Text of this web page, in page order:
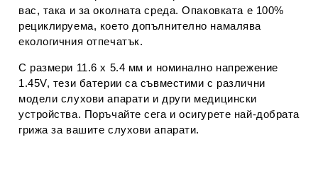
вас, така и за околната среда. Опаковката е 100%
рециклируема, което допълнително намалява
екологичния отпечатък.
С размери 11.6 x 5.4 мм и номинално напрежение
1.45V, тези батерии са съвместими с различни
модели слухови апарати и други медицински
устройства. Поръчайте сега и осигурете най-добрата
грижа за вашите слухови апарати.